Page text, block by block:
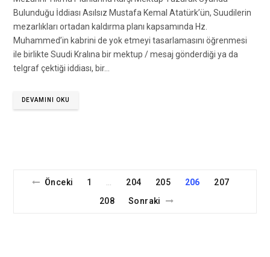
Bulunduğu İddiası Asılsız Mustafa Kemal Atatürk’ün, Suudilerin
mezarlıkları ortadan kaldırma planı kapsamında Hz.
Muhammed’in kabrini de yok etmeyi tasarlamasını öğrenmesi
ile birlikte Suudi Kralına bir mektup / mesaj gönderdiği ya da
telgraf çektiği iddiası, bir…
DEVAMINI OKU
Önceki 1 204 205 206
207
208
Sonraki